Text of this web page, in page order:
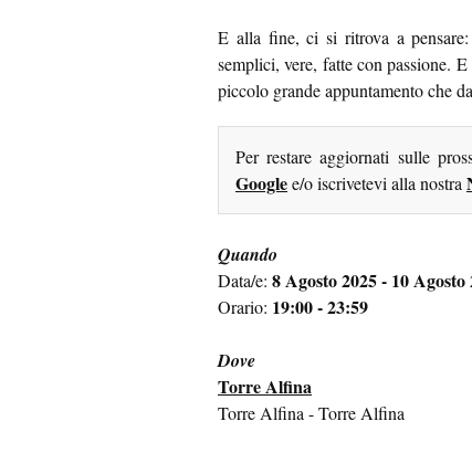
E alla fine, ci si ritrova a pensare:
semplici, vere, fatte con passione.
piccolo grande appuntamento che
Per restare aggiornati sulle
Googlee/o iscrivetevi alla nostra
Quando
Data/e: 8 Agosto 2025 - 10 Agosto
Orario: 19:00 - 23:59
Dove
Torre Alfina
Torre Alfina - Torre Alfina